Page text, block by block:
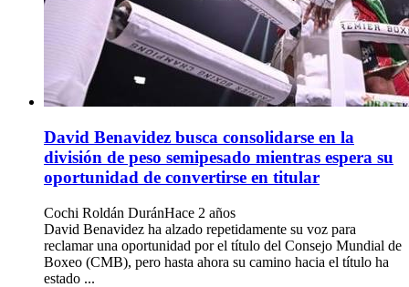
David Benavidez busca consolidarse en la
división de peso semipesado mientras espera su
oportunidad de convertirse en titular
Cochi Roldán DuránHace 2 años
David Benavidez ha alzado repetidamente su voz para
reclamar una oportunidad por el título del Consejo Mundial de
Boxeo (CMB), pero hasta ahora su camino hacia el título ha
estado ...